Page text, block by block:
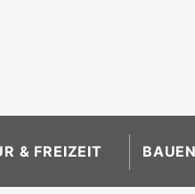
& FREIZEIT